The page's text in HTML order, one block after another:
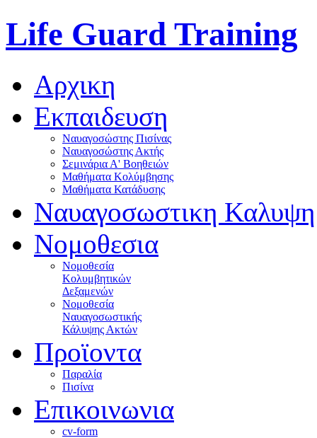
Life Guard Training
Αρχικη
Εκπαιδευση
Ναυαγοσώστης Πισίνας
Ναυαγοσώστης Ακτής
Σεμινάρια Α' Βοηθειών
Μαθήματα Κολύμβησης
Μαθήματα Κατάδυσης
Ναυαγοσωστικη Καλυψη
Νομοθεσια
Νομοθεσία
Κολυμβητικών
Δεξαμενών
Νομοθεσία
Ναυαγοσωστικής
Κάλυψης Ακτών
Προϊοντα
Παραλία
Πισίνα
Επικοινωνια
cv-form